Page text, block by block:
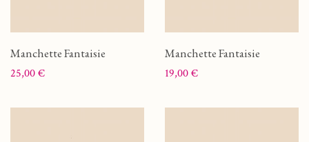
Manchette Fantaisie
Prix
25,00 €
Manchette Fantaisie
Prix
19,00 €